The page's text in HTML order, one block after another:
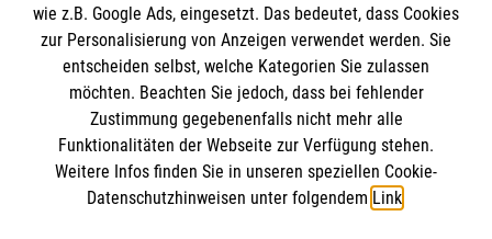
Datenschutz
Barrierefreiheit
Kontakt
Die Malteser
Malteser in Deutschland
Malteserorden
Sharepoint
Spendenkonto
wie z.B. Google Ads, eingesetzt. Das bedeutet, dass Cookies
zur Personalisierung von Anzeigen verwendet werden. Sie
entscheiden selbst, welche Kategorien Sie zulassen
möchten. Beachten Sie jedoch, dass bei fehlender
Zustimmung gegebenenfalls nicht mehr alle
Funktionalitäten der Webseite zur Verfügung stehen.
Weitere Infos finden Sie in unseren speziellen Cookie-
Datenschutzhinweisen unter folgendem Link.